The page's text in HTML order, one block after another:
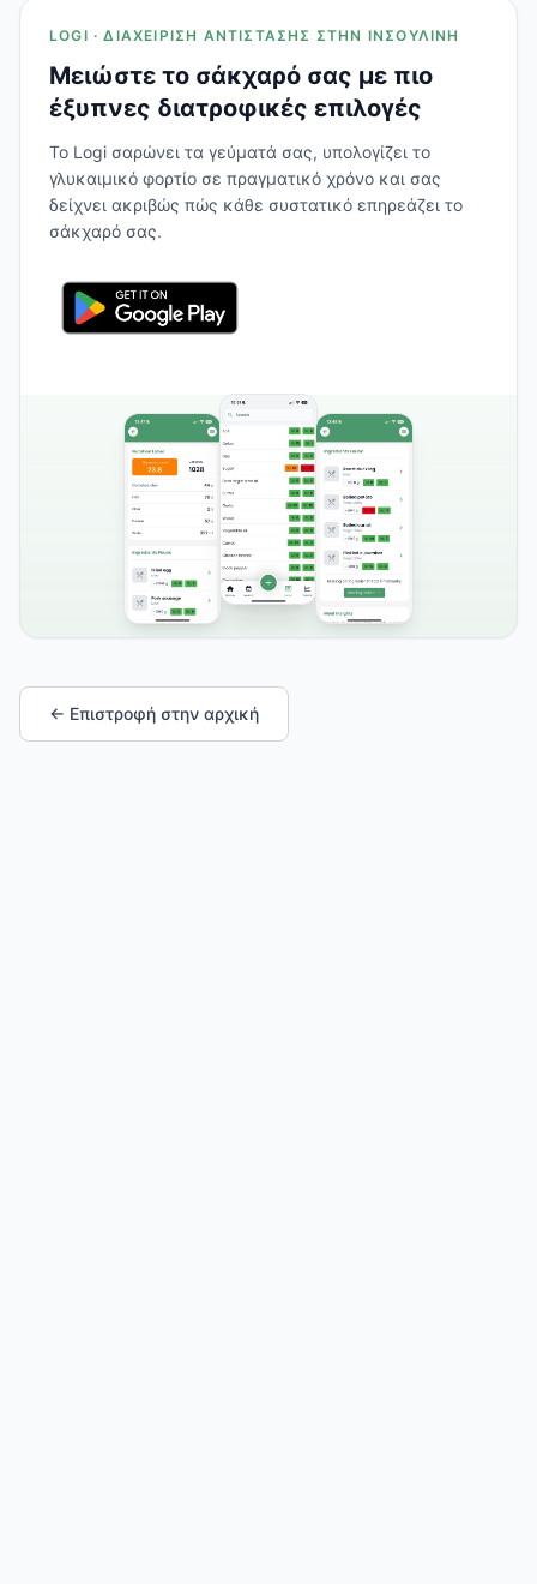
LOGI · ΔΙΑΧΕΊΡΙΣΗ ΑΝΤΊΣΤΑΣΗΣ ΣΤΗΝ ΙΝΣΟΥΛΊΝΗ
Μειώστε το σάκχαρό σας με πιο
έξυπνες διατροφικές επιλογές
Το Logi σαρώνει τα γεύματά σας, υπολογίζει το
γλυκαιμικό φορτίο σε πραγματικό χρόνο και σας
δείχνει ακριβώς πώς κάθε συστατικό επηρεάζει το
σάκχαρό σας.
← Επιστροφή στην αρχική